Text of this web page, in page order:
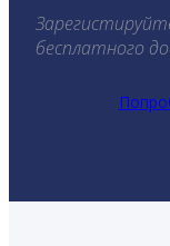
бесплатного